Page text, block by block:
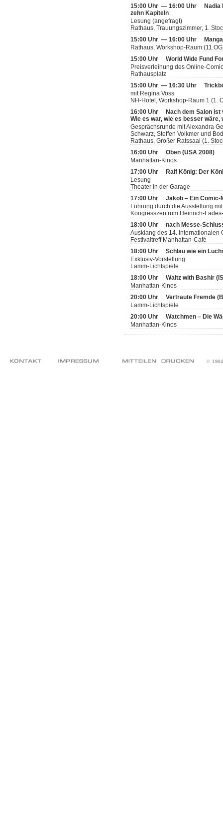
15:00 Uhr — 16:00 Uhr
Nadia
zehn Kapiteln
Lesung (angefragt)
Rathaus, Trauungszimmer, 1.
15:00 Uhr — 16:00 Uhr
Rathaus, Workshop-Raum
15:00 Uhr World Wide Fund
Preisverleihung des Online-
Rathausplatz
15:00 Uhr — 16:30 Uhr
mit Regina Voss
NH-Hotel, Workshop-Raum 1 (1.
16:00 Uhr
Nach dem Salon ist
Wie es war, wie es besser
Gesprächsrunde mit Alexandra
Schwarz, Steffen Volkmer und
Rathaus, Großer Ratssaal (1.
16:00 Uhr Oben (USA 2008)
Manhattan-Kinos
17:00 Uhr
Ralf König: Der
Lesung
Theater in der Garage
17:00 Uhr Jakob – Ein Comic-
Führung durch die Ausstellung
Kongresszentrum Heinrich-
18:00 Uhr nach Messe-
Ausklang des 14. Internationalen
Festivaltreff Manhattan-Café
18:00 Uhr Schlau wie ein
Exklusiv-Vorstellung
Lamm-Lichtspiele
18:00 Uhr Waltz with Bashir
Manhattan-Kinos
20:00 Uhr Vertraute Fremde
Lamm-Lichtspiele
20:00 Uhr Watchmen – Die
Manhattan-Kinos
©